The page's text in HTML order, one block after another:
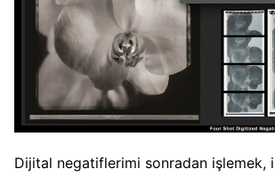
Dijital negatiflerimi sonradan işlemek,